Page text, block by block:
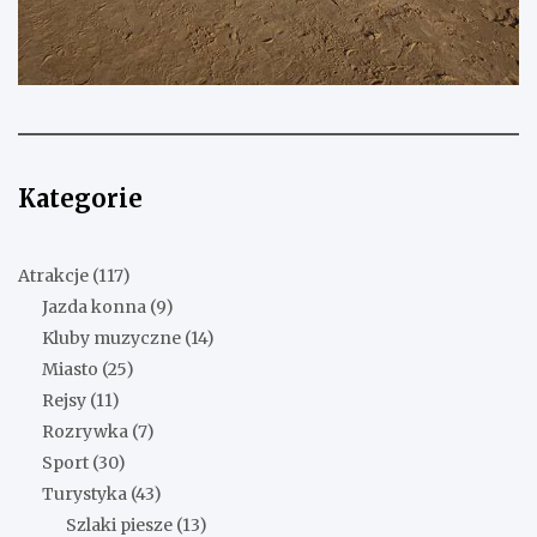
Kategorie
Atrakcje (117)
Jazda konna (9)
Kluby muzyczne (14)
Miasto (25)
Rejsy (11)
Rozrywka (7)
Sport (30)
Turystyka (43)
Szlaki piesze (13)